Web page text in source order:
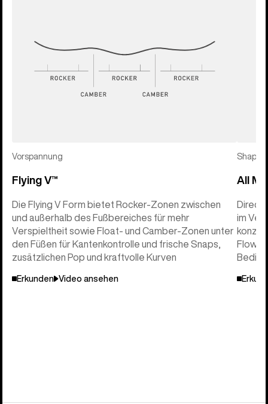
Vorspannung
Flying V™
Die Flying V Form bietet Rocker-Zonen zwischen
und außerhalb des Fußbereiches für mehr
Verspieltheit sowie Float- und Camber-Zonen unter
den Füßen für Kantenkontrolle und frische Snaps,
zusätzlichen Pop und kraftvolle Kurven
Erkunden Video ansehen
Shape
All
im
Flow